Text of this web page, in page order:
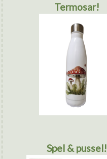
Termosar!
Spel & pussel!